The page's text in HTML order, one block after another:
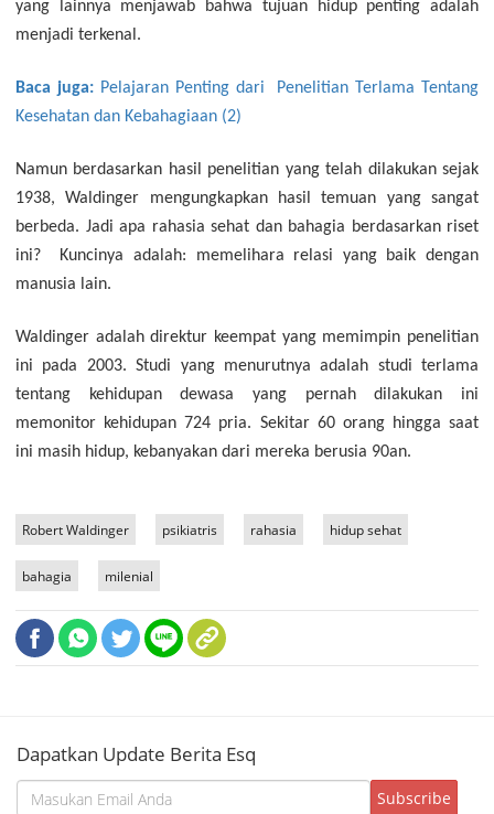
yang lainnya menjawab bahwa tujuan hidup penting adalah
menjadi terkenal.
Baca juga:Pelajaran Penting dari Penelitian Terlama Tentang
Kesehatan dan Kebahagiaan (2)
Namun berdasarkan hasil penelitian yang telah dilakukan sejak
1938, Waldinger mengungkapkan hasil temuan yang sangat
berbeda. Jadi apa rahasia sehat dan bahagia berdasarkan riset
ini? Kuncinya adalah: memelihara relasi yang baik dengan
manusia lain.
Waldinger adalah direktur keempat yang memimpin penelitian
ini pada 2003. Studi yang menurutnya adalah studi terlama
tentang kehidupan dewasa yang pernah dilakukan ini
memonitor kehidupan 724 pria. Sekitar 60 orang hingga saat
ini masih hidup, kebanyakan dari mereka berusia 90an.
Robert Waldinger psikiatris rahasia hidup sehat
bahagia milenial
Dapatkan Update Berita Esq